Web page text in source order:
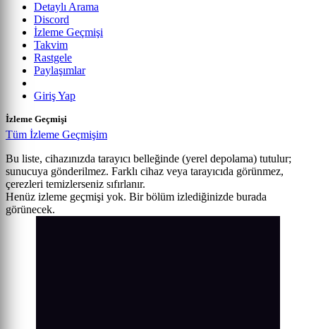
Detaylı Arama
Discord
İzleme Geçmişi
Takvim
Rastgele
Paylaşımlar
Giriş Yap
İzleme Geçmişi
Tüm İzleme Geçmişim
Bu liste, cihazınızda tarayıcı belleğinde (yerel depolama) tutulur;
sunucuya gönderilmez. Farklı cihaz veya tarayıcıda görünmez,
çerezleri temizlerseniz sıfırlanır.
Henüz izleme geçmişi yok. Bir bölüm izlediğinizde burada
görünecek.